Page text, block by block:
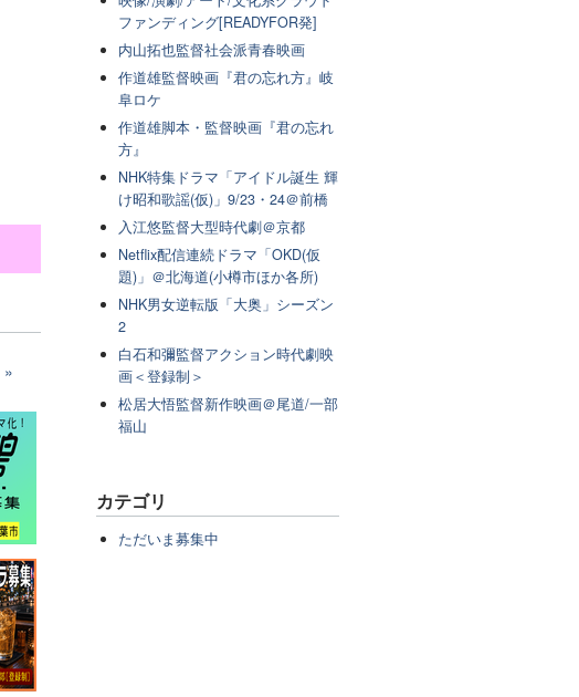
ファンディング[READYFOR発]
内山拓也監督社会派青春映画
作道雄監督映画『君の忘れ方』岐
阜ロケ
作道雄脚本・監督映画『君の忘れ
方』
NHK特集ドラマ「アイドル誕生 輝
け昭和歌謡(仮)」9/23・24＠前橋
入江悠監督大型時代劇＠京都
Netflix配信連続ドラマ「OKD(仮
題)」＠北海道(小樽市ほか各所)
NHK男女逆転版「大奥」シーズン
2
白石和彌監督アクション時代劇映
画＜登録制＞
松居大悟監督新作映画＠尾道/一部
福山
カテゴリ
ただいま募集中